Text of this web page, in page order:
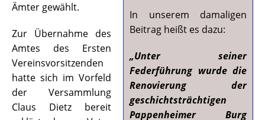
In unserem damaligen
Beitrag heißt es dazu:
„Unter seiner
Federführung wurde die
Renovierung der
geschichtsträchtigen
Pappenheimer Burg
Ämter gewählt.
Zur Übernahme des
Amtes des Ersten
Vereinsvorsitzenden
hatte sich im Vorfeld
der Versammlung
Claus Dietz bereit